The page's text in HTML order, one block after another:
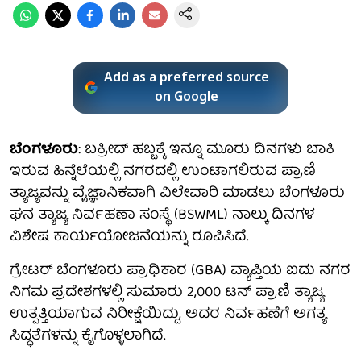
Add as a preferred source
on Google
ಬೆಂಗಳೂರು: ಬಕ್ರೀದ್ ಹಬ್ಬಕ್ಕೆ ಇನ್ನೂ ಮೂರು ದಿನಗಳು ಬಾಕಿ
ಇರುವ ಹಿನ್ನೆಲೆಯಲ್ಲಿ ನಗರದಲ್ಲಿ ಉಂಟಾಗಲಿರುವ ಪ್ರಾಣಿ
ತ್ಯಾಜ್ಯವನ್ನು ವೈಜ್ಞಾನಿಕವಾಗಿ ವಿಲೇವಾರಿ ಮಾಡಲು ಬೆಂಗಳೂರು
ಘನ ತ್ಯಾಜ್ಯ ನಿರ್ವಹಣಾ ಸಂಸ್ಥೆ (BSWML) ನಾಲ್ಕು ದಿನಗಳ
ವಿಶೇಷ ಕಾರ್ಯಯೋಜನೆಯನ್ನು ರೂಪಿಸಿದೆ.
ಗ್ರೇಟರ್ ಬೆಂಗಳೂರು ಪ್ರಾಧಿಕಾರ (GBA) ವ್ಯಾಪ್ತಿಯ ಐದು ನಗರ
ನಿಗಮ ಪ್ರದೇಶಗಳಲ್ಲಿ ಸುಮಾರು 2,000 ಟನ್ ಪ್ರಾಣಿ ತ್ಯಾಜ್ಯ
ಉತ್ಪತ್ತಿಯಾಗುವ ನಿರೀಕ್ಷೆಯಿದ್ದು, ಅದರ ನಿರ್ವಹಣೆಗೆ ಅಗತ್ಯ
ಸಿದ್ಧತೆಗಳನ್ನು ಕೈಗೊಳ್ಳಲಾಗಿದೆ.